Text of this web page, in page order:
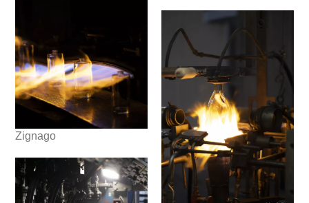
Zignago